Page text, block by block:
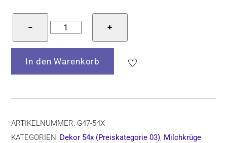
−
Bunzlauer
Keramik
Milchkännchen
0,15
l,
Form
G47,
+
In den Warenkorb
ARTIKELNUMMER: G47-54X
KATEGORIEN: Dekor 54x (Preiskategorie 03), Milchkrüge